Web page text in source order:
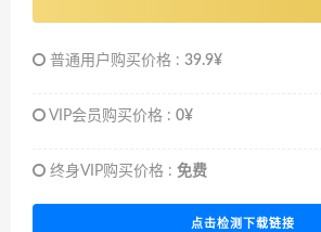
普通用户购买价格 : 39.9¥
VIP会员购买价格 : 0¥
终身VIP购买价格 : 免费
点击检测下载链接